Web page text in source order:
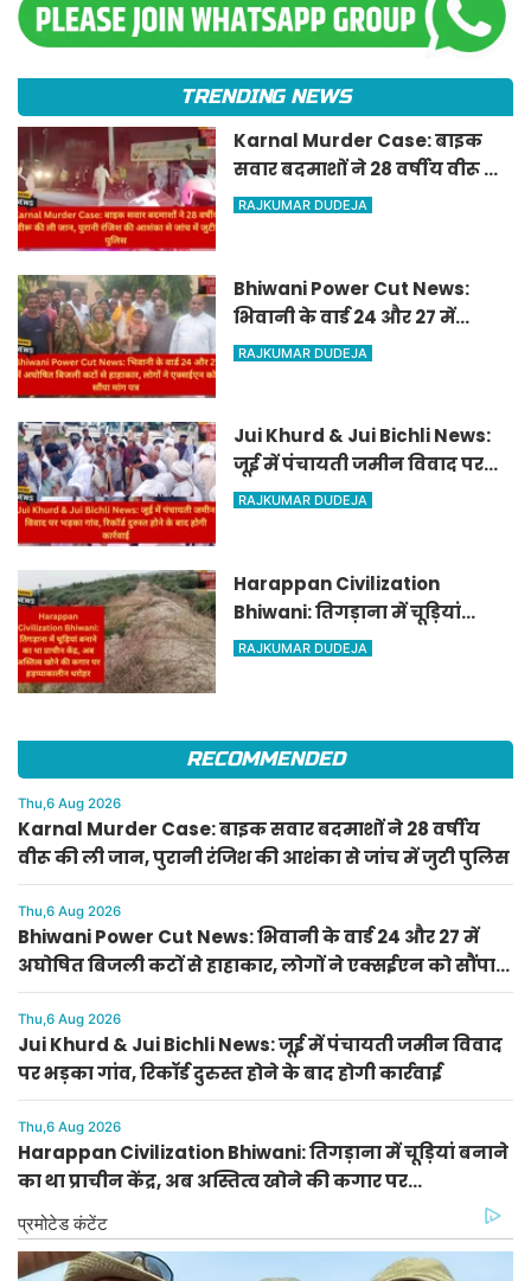
TRENDING NEWS
Karnal Murder Case: बाइक
सवार बदमाशों ने 28 वर्षीय वीरू की
ली जान, पुरानी रंजिश की आशंका से
RAJKUMAR DUDEJA
Bhiwani Power Cut News:
भिवानी के वार्ड 24 और 27 में
अघोषित बिजली कटों से हाहाकार,
RAJKUMAR DUDEJA
Jui Khurd & Jui Bichli News:
जूई में पंचायती जमीन विवाद पर
भड़का गांव, रिकॉर्ड दुरुस्त होने के
RAJKUMAR DUDEJA
Harappan Civilization
Bhiwani: तिगड़ाना में चूड़ियां
बनाने का था प्राचीन केंद्र, अब
RAJKUMAR DUDEJA
RECOMMENDED
Thu,6 Aug 2026
Karnal Murder Case: बाइक सवार बदमाशों ने 28 वर्षीय
वीरू की ली जान, पुरानी रंजिश की आशंका से जांच में जुटी पुलिस
Thu,6 Aug 2026
Bhiwani Power Cut News: भिवानी के वार्ड 24 और 27 में
अघोषित बिजली कटों से हाहाकार, लोगों ने एक्सईएन को सौंपा
मांग पत्र
Thu,6 Aug 2026
Jui Khurd & Jui Bichli News: जूई में पंचायती जमीन विवाद
पर भड़का गांव, रिकॉर्ड दुरुस्त होने के बाद होगी कार्रवाई
Thu,6 Aug 2026
Harappan Civilization Bhiwani: तिगड़ाना में चूड़ियां बनाने
का था प्राचीन केंद्र, अब अस्तित्व खोने की कगार पर
हड़प्पाकालीन धरोहर